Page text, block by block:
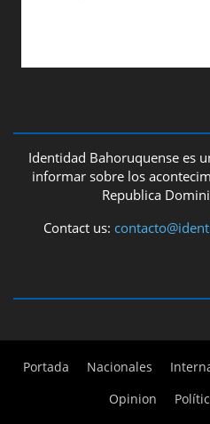
Identidad Bahoruquense es
informar sobre los
Republica
Contact us:
Portada Nacionales
Opinion